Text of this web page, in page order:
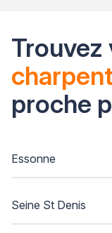
Trouvez
proche
Essonne
Seine St Denis